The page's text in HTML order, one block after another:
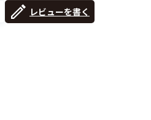
レビューを書く